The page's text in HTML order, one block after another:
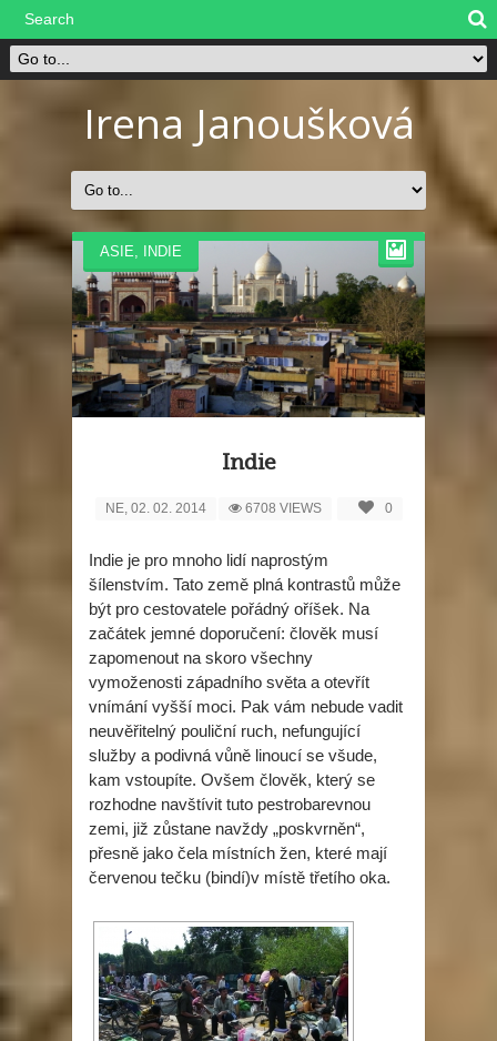
Irena Janoušková
ASIE, INDIE
Indie
NE, 02. 02. 2014 6708 VIEWS 0
Indie je pro mnoho lidí naprostým
šílenstvím. Tato země plná kontrastů může
být pro cestovatele pořádný oříšek. Na
začátek jemné doporučení: člověk musí
zapomenout na skoro všechny
vymoženosti západního světa a otevřít
vnímání vyšší moci. Pak vám nebude vadit
neuvěřitelný pouliční ruch, nefungující
služby a podivná vůně linoucí se všude,
kam vstoupíte. Ovšem člověk, který se
rozhodne navštívit tuto pestrobarevnou
zemi, již zůstane navždy „poskvrněn“,
přesně jako čela místních žen, které mají
červenou tečku (bindí)v místě třetího oka.